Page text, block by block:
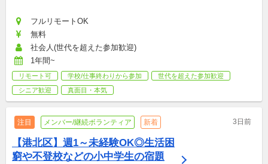
フルリモートOK
無料
社会人(世代を超えた参加歓迎)
1年間~
リモート可 学校/仕事終わりから参加
世代を超えた参加歓迎
シニア歓迎
真面目・本気
注目 メンバー/継続ボランティア 新着 3日前
【港北区】週1～未経験OK◎生活困
窮や不登校などの小中学生の宿題